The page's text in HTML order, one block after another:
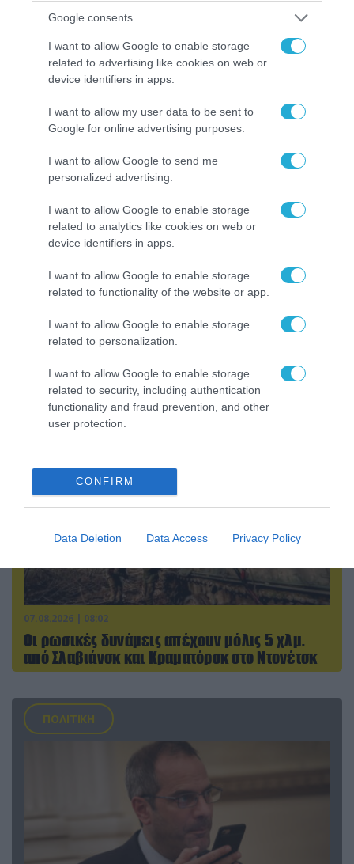
Google consents
I want to allow Google to enable storage
related to advertising like cookies on web or
device identifiers in apps.
I want to allow my user data to be sent to
Google for online advertising purposes.
I want to allow Google to send me
personalized advertising.
I want to allow Google to enable storage
related to analytics like cookies on web or
device identifiers in apps.
I want to allow Google to enable storage
related to functionality of the website or app.
I want to allow Google to enable storage
related to personalization.
I want to allow Google to enable storage
related to security, including authentication
functionality and fraud prevention, and other
user protection.
CONFIRM
Data Deletion Data Access Privacy Policy
07.08.2026 | 02:02
Στο Βελιγράδι ο Β.Ζελένσκι: «Πρέπει να
αποσπάσουμε τους Σέρβους από το
στρατόπεδο της Ρωσίας»
07.08.2026 | 16:02
πετούν τη νύχτα αλλά δεν θα πραγματοποιούν
ρίψεις νερού»
07.08.2026 | 08:02
Οι ρωσικές δυνάμεις απέχουν μόλις 5 χλμ.
από Σλαβιάνσκ και Κραματόρσκ στο Ντονέτσκ
ΠΟΛΙΤΙΚΗ